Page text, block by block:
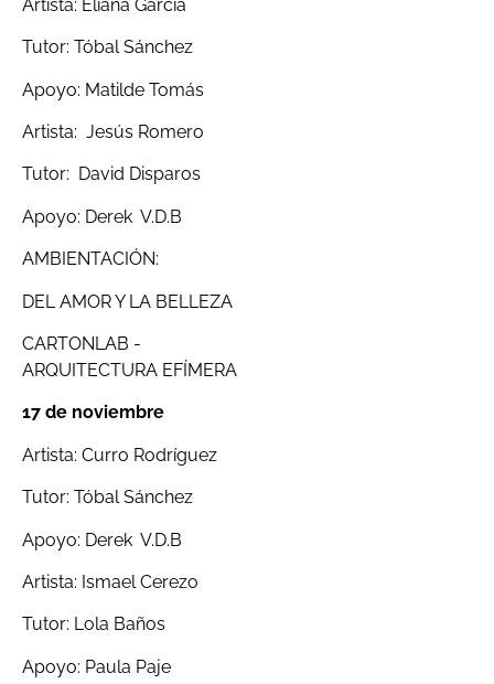
Artista: Eliana García
Tutor: Tóbal Sánchez
Apoyo: Matilde Tomás
Artista: Jesús Romero
Tutor: David Disparos
Apoyo: Derek V.D.B
AMBIENTACIÓN:
DEL AMOR Y LA BELLEZA
CARTONLAB -
ARQUITECTURA EFÍMERA
17 de noviembre
Artista: Curro Rodríguez
Tutor: Tóbal Sánchez
Apoyo: Derek V.D.B
Artista: Ismael Cerezo
Tutor: Lola Baños
Apoyo: Paula Paje